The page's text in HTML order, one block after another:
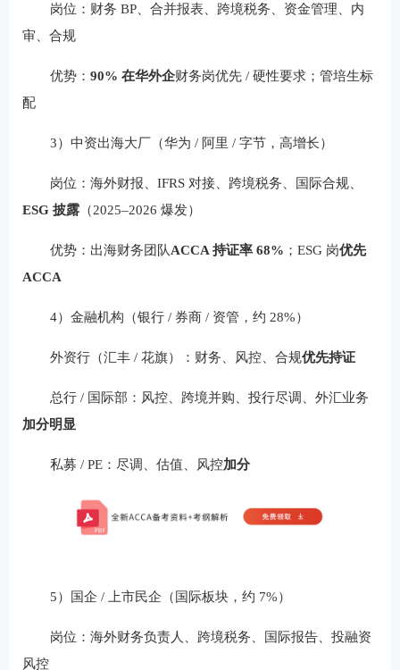
岗位：财务 BP、合并报表、跨境税务、资金管理、内
审、合规
优势： 90% 在华外企财务岗优先 / 硬性要求；管培生标
配
3）中资出海大厂（华为 / 阿里 / 字节，高增长）
岗位：海外财报、IFRS 对接、跨境税务、国际合规、
ESG 披露 （2025–2026 爆发）
优势：出海财务团队ACCA 持证率 68% ；ESG 岗优先
ACCA
4）金融机构（银行 / 券商 / 资管，约 28%）
外资行（汇丰 / 花旗）：财务、风控、合规优先持证
总行 / 国际部：风控、跨境并购、投行尽调、外汇业务
加分明显
私募 / PE：尽调、估值、风控加分
5）国企 / 上市民企（国际板块，约 7%）
岗位：海外财务负责人、跨境税务、国际报告、投融资
风控